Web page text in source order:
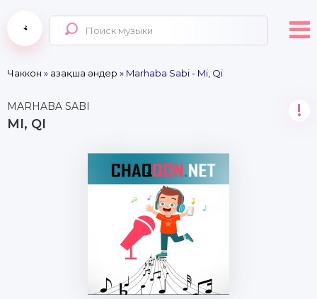
Чаккон » Қазақша әндер » Marhaba Sabi - Mi, Qi
MARHABA SABI
MI, QI
!